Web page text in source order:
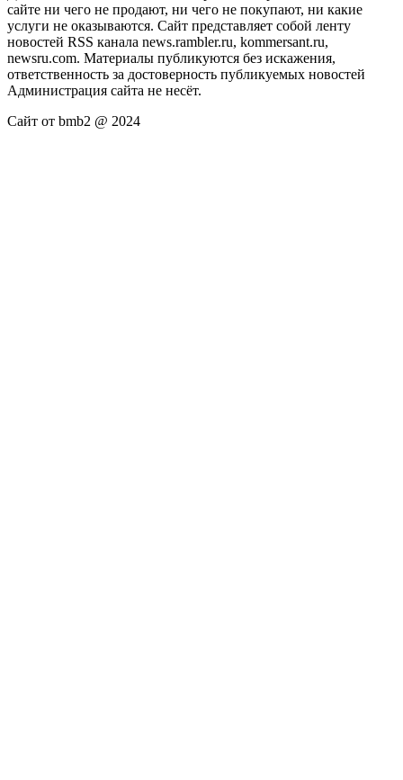
сайте ни чего не продают, ни чего не покупают, ни какие
услуги не оказываются. Сайт представляет собой ленту
новостей RSS канала news.rambler.ru, kommersant.ru,
newsru.com. Материалы публикуются без искажения,
ответственность за достоверность публикуемых новостей
Администрация сайта не несёт.
Сайт от bmb2 @ 2024